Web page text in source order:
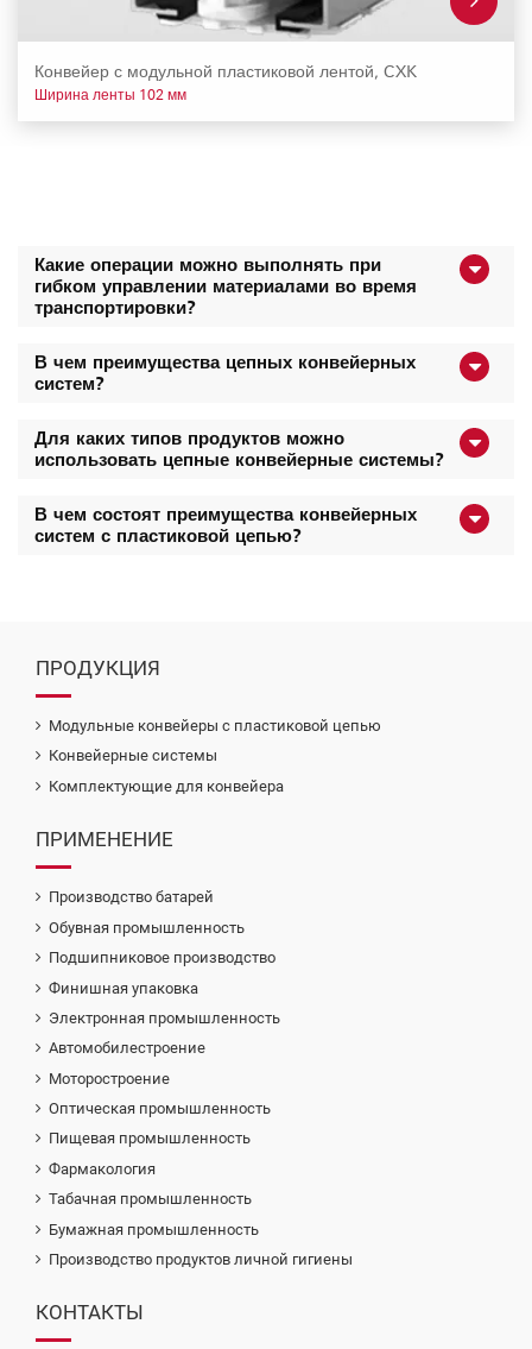
Конвейер с модульной пластиковой лентой, CXK
Ширина ленты 102 мм
Какие операции можно выполнять при
гибком управлении материалами во время
транспортировки?
В чем преимущества цепных конвейерных
систем?
Для каких типов продуктов можно
использовать цепные конвейерные системы?
В чем состоят преимущества конвейерных
систем с пластиковой цепью?
ПРОДУКЦИЯ
Модульные конвейеры с пластиковой цепью
Конвейерные системы
Комплектующие для конвейера
ПРИМЕНЕНИЕ
Производство батарей
Обувная промышленность
Подшипниковое производство
Финишная упаковка
Электронная промышленность
Автомобилестроение
Моторостроение
Оптическая промышленность
Пищевая промышленность
Фармакология
Табачная промышленность
Бумажная промышленность
Производство продуктов личной гигиены
КОНТАКТЫ